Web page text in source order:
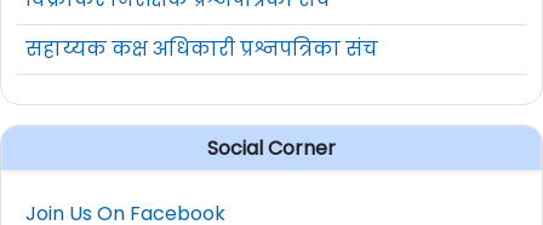
सहाय्यक कक्ष अधिकारी प्रश्नपत्रिका संच
Social Corner
Join Us On Facebook